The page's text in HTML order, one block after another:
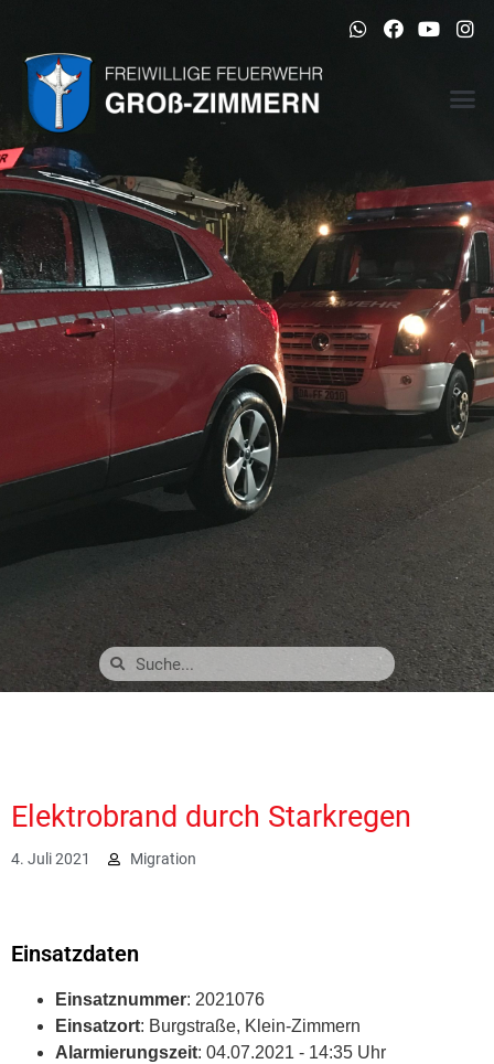
Elektrobrand durch Starkregen
4. Juli 2021 Migration
Einsatzdaten
Einsatznummer: 2021076
Einsatzort: Burgstraße, Klein-Zimmern
Alarmierungszeit: 04.07.2021 - 14:35 Uhr